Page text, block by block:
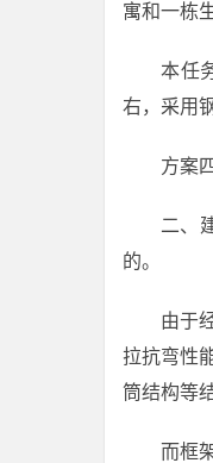
寓和一栋
本任
右，采用
方案
二、
的。
由于
拉抗弯性
筒结构等
而框